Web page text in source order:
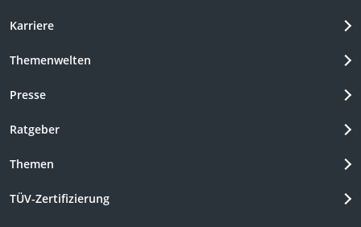
Karriere
Themenwelten
Presse
Ratgeber
Themen
TÜV-Zertifizierung